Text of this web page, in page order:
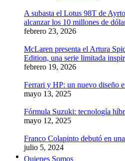
A subasta el Lotus 98T de
alcanzar los 10 millones de
febrero 23, 2026
McLaren presenta el Artura
Edition, una serie limitada
febrero 19, 2026
Ferrari y HP: un nuevo diseño
mayo 13, 2025
Fórmula Suzuki: tecnología
mayo 12, 2025
Franco Colapinto debutó en
julio 5, 2024
Quienes Somos